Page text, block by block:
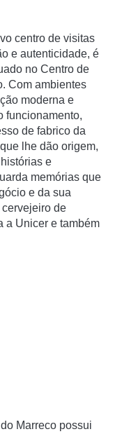
centro de visitas
e autenticidade, é
no Centro de
Com ambientes
moderna e
funcionamento,
de fabrico da
lhe dão origem,
e
memórias que
e da sua
de
a Unicer e também
Marreco possui